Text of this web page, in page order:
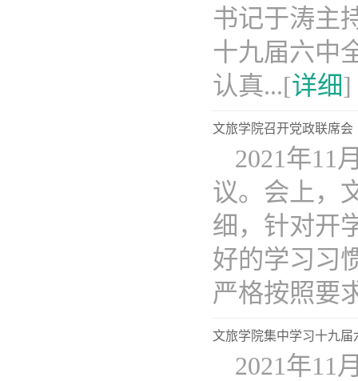
书记于涛主
十九届六中
认真...[详细]
文旅学院召开党政联席会
2021年11
议。会上，
细，针对开
好的学习习
严格按照要
文旅学院集中学习十九届
2021年11